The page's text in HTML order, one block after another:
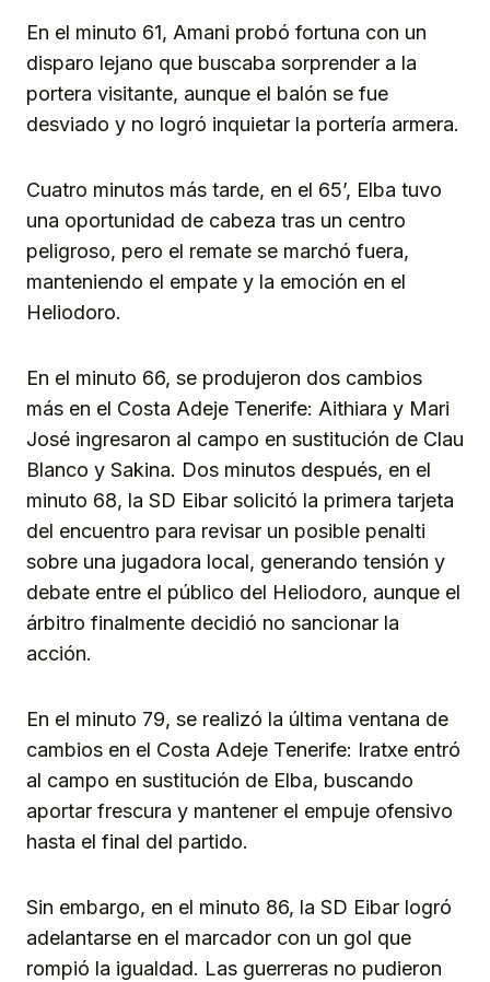
En el minuto 61, Amani probó fortuna con un
disparo lejano que buscaba sorprender a la
portera visitante, aunque el balón se fue
desviado y no logró inquietar la portería armera.
Cuatro minutos más tarde, en el 65’, Elba tuvo
una oportunidad de cabeza tras un centro
peligroso, pero el remate se marchó fuera,
manteniendo el empate y la emoción en el
Heliodoro.
En el minuto 66, se produjeron dos cambios
más en el Costa Adeje Tenerife: Aithiara y Mari
José ingresaron al campo en sustitución de Clau
Blanco y Sakina. Dos minutos después, en el
minuto 68, la SD Eibar solicitó la primera tarjeta
del encuentro para revisar un posible penalti
sobre una jugadora local, generando tensión y
debate entre el público del Heliodoro, aunque el
árbitro finalmente decidió no sancionar la
acción.
En el minuto 79, se realizó la última ventana de
cambios en el Costa Adeje Tenerife: Iratxe entró
al campo en sustitución de Elba, buscando
aportar frescura y mantener el empuje ofensivo
hasta el final del partido.
Sin embargo, en el minuto 86, la SD Eibar logró
adelantarse en el marcador con un gol que
rompió la igualdad. Las guerreras no pudieron